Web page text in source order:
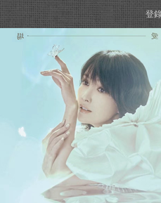
登